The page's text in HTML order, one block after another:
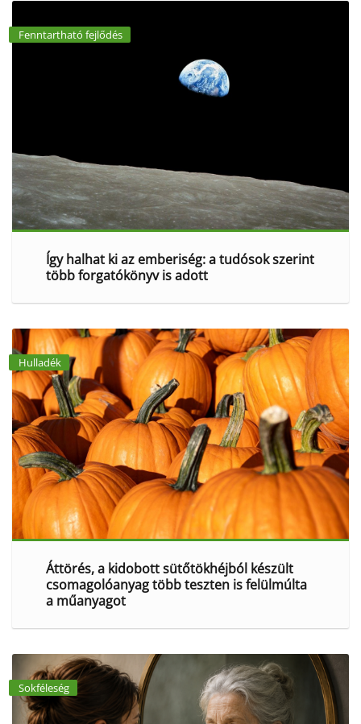
Fenntartható fejlődés
Így halhat ki az emberiség: a tudósok szerint
több forgatókönyv is adott
Hulladék
Áttörés, a kidobott sütőtökhéjból készült
csomagolóanyag több teszten is felülmúlta
a műanyagot
Sokféleség